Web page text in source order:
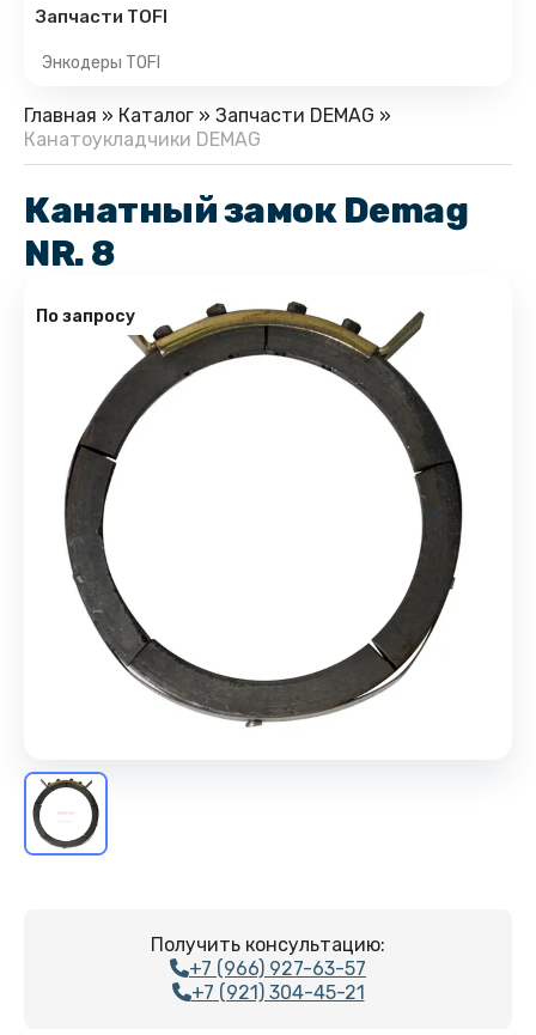
Запчасти TOFI
Энкодеры TOFI
Главная » Каталог » Запчасти DEMAG »
Канатоукладчики DEMAG
Канатный замок Demag
NR. 8
По запросу
Получить консультацию:
+7 (966) 927-63-57
+7 (921) 304-45-21